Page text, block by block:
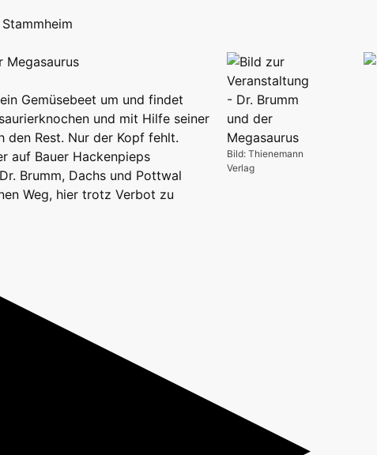
Bild: Thienemann
Verlag
Megasaurus
Gemüsebeet um und findet
und mit Hilfe seiner
den Rest. Nur der Kopf fehlt.
auf Bauer Hackenpieps
Brumm, Dachs und Pottwal
Weg, hier trotz Verbot zu